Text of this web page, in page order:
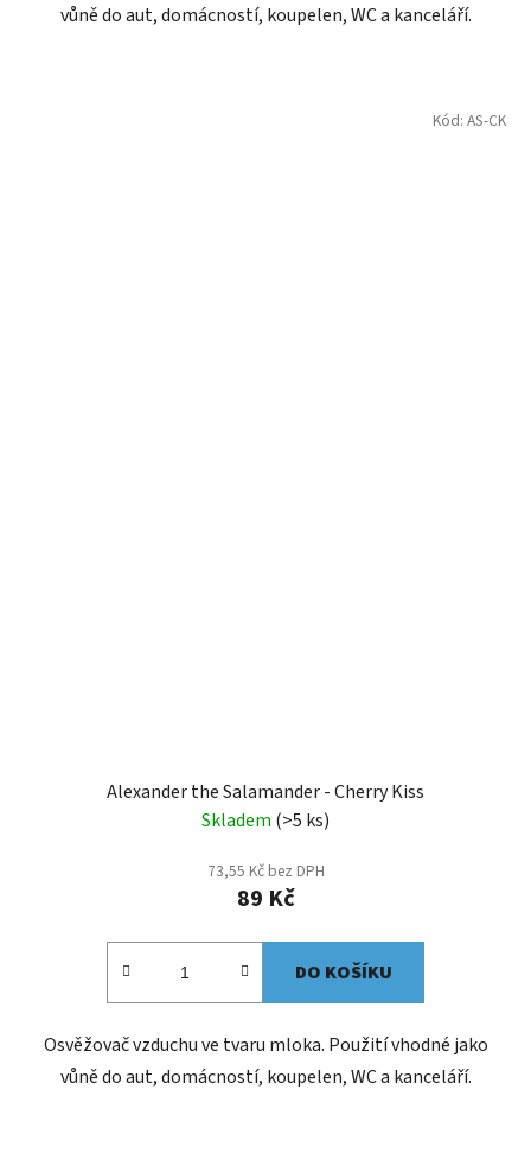
vůně do aut, domácností, koupelen, WC a kanceláří.
Alexander the Salamander - Cherry Kiss
Skladem (>5 ks)
73,55 Kč bez DPH
89 Kč
DO KOŠÍKU
Osvěžovač vzduchu ve tvaru mloka. Použití vhodné jako
vůně do aut, domácností, koupelen, WC a kanceláří.
Kód: AS-CK